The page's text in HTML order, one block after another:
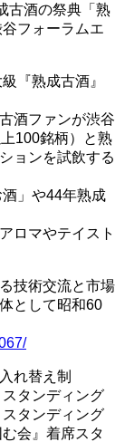
古酒の祭典「熟
フォーラムエ
『熟成古酒』
酒ファンが渋谷
100銘柄）と熟
ョンを試飲する
」や44年熟成
ロマやテイスト
技術交流と市場
として昭和60
れ替え制
タンディング
タンディング
会』着席スタ